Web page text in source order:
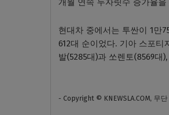
개월 연속 두자릿수 증가율을
현대차 중에서는 투싼이 1만
612대 순이었다. 기아 스포티
발(5285대)과 쏘렌토(8569대
- Copyright © KNEWSLA.COM, 무